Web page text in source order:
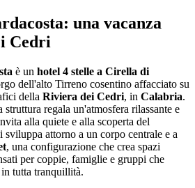
una vacanza
Cedri
è un hotel 4 stelle a Cirella di
dell'alto Tirreno cosentino affacciato su
della Riviera dei Cedri, in Calabria.
regala un'atmosfera rilassante e
alla quiete e alla scoperta del
sviluppa attorno a un corpo centrale e a
, una configurazione che crea spazi
per coppie, famiglie e gruppi che
tutta tranquillità.